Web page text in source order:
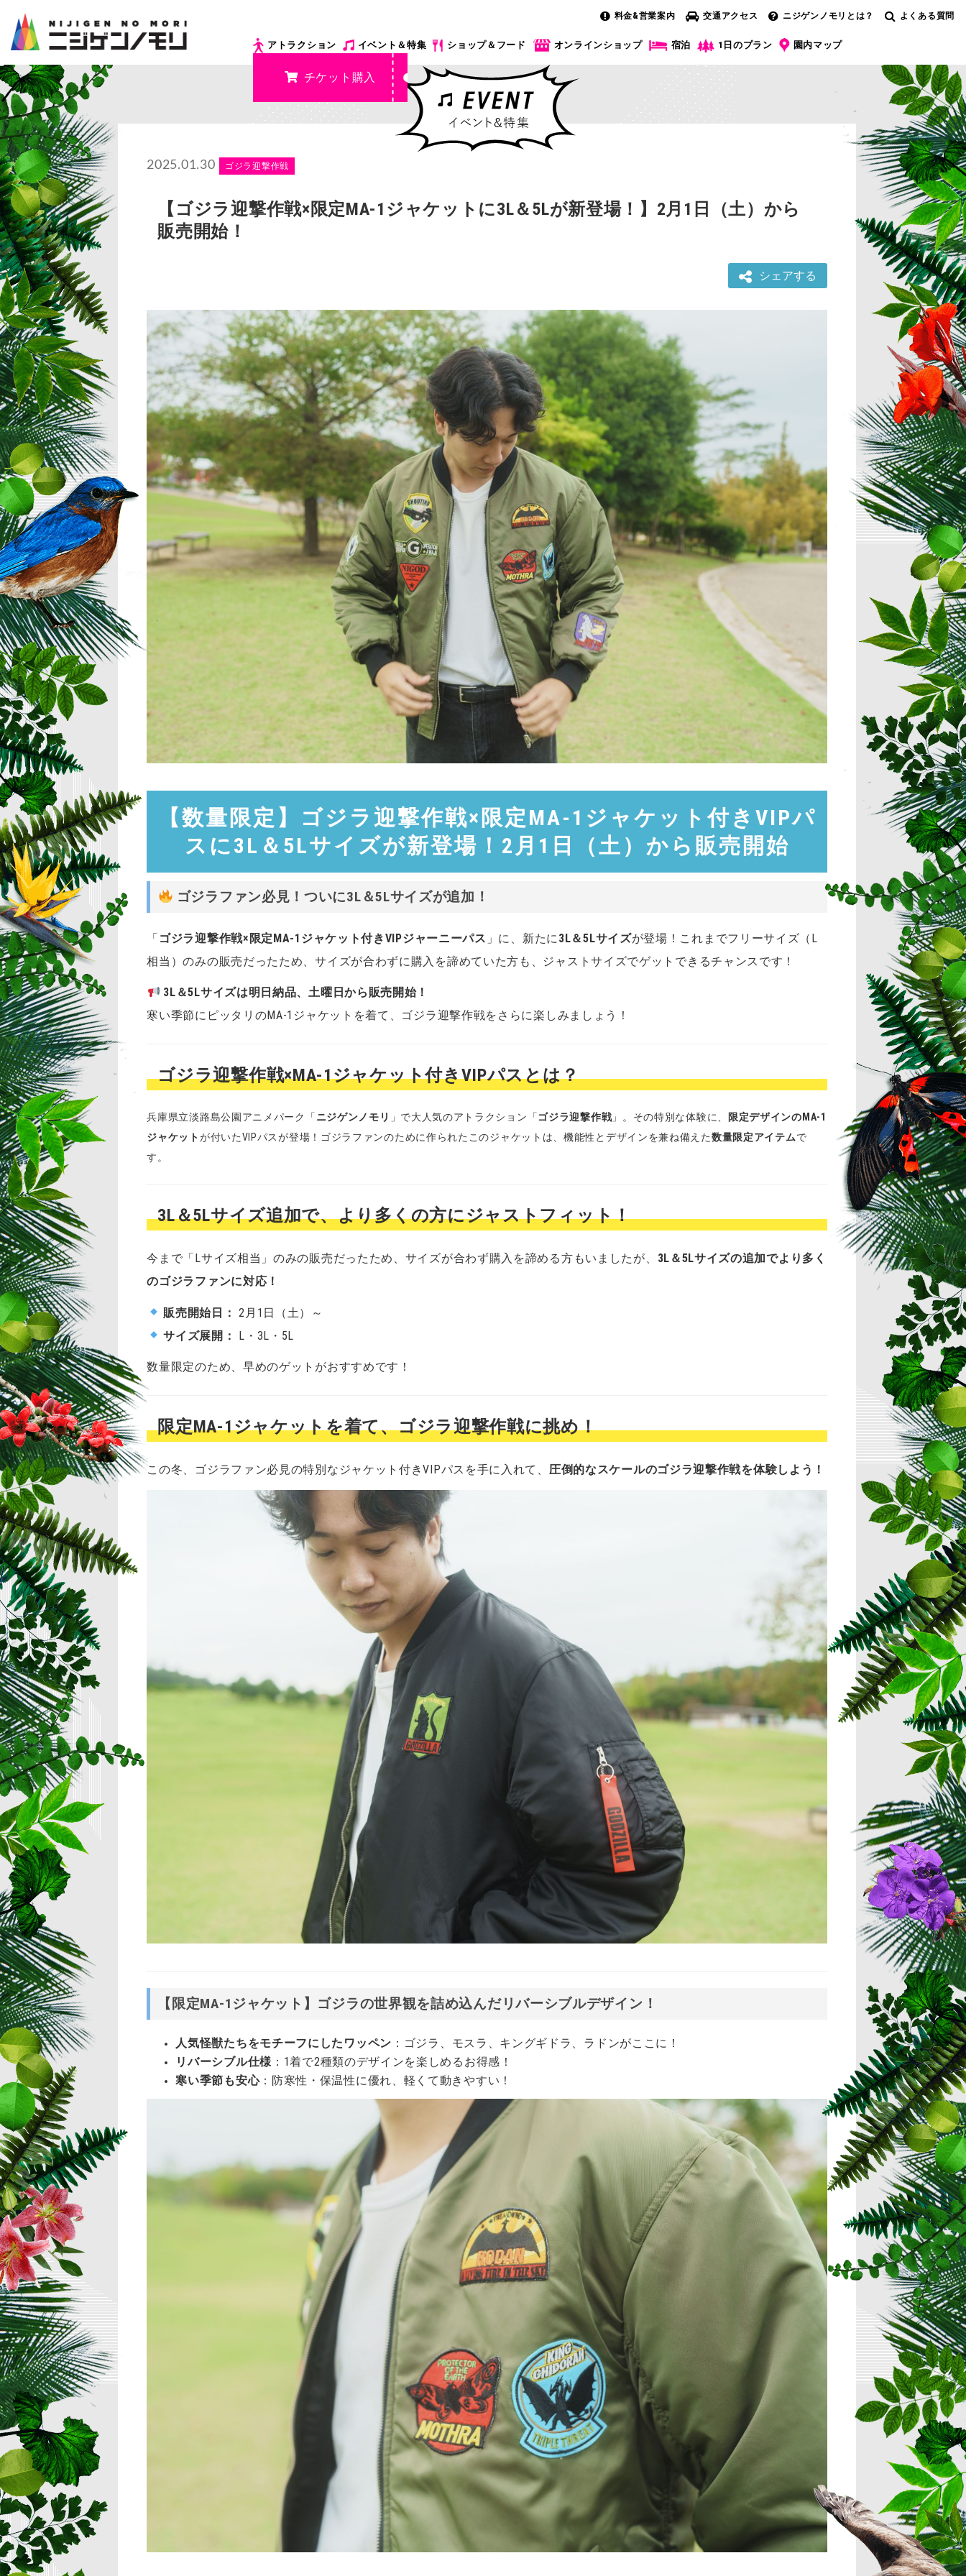
料金&営業案内 交通アクセス ニジゲンノモリとは？ よくある質問
アトラクション イベント＆特集 ショップ＆フード オンラインショップ 宿泊 1日のプラン 園内マップ
チケット購入
2025.01.30 ゴジラ迎撃作戦
【ゴジラ迎撃作戦×限定MA-1ジャケットに3L＆5Lが新登場！】2月1日（土）から
販売開始！
シェアする
【数量限定】ゴジラ迎撃作戦×限定MA-1ジャケット付きVIPパ
スに3L＆5Lサイズが新登場！2月1日（土）から販売開始
ゴジラファン必見！ついに3L＆5Lサイズが追加！
「 ゴジラ迎撃作戦×限定MA-1ジャケット付きVIPジャーニーパス 」に、新たに 3L＆5Lサイズが登場！これまでフリーサイズ（L
相当）のみの販売だったため、サイズが合わずに購入を諦めていた方も、ジャストサイズでゲットできるチャンスです！
3L＆5Lサイズは明日納品、土曜日から販売開始！
寒い季節にピッタリのMA-1ジャケットを着て、ゴジラ迎撃作戦をさらに楽しみましょう！
ゴジラ迎撃作戦×MA-1ジャケット付きVIPパスとは？
兵庫県立淡路島公園アニメパーク「 ニジゲンノモリ 」で大人気のアトラクション「ゴジラ迎撃作戦 」。その特別な体験に、
限定デザインのMA-1
ジャケットが付いたVIPパスが登場！ゴジラファンのために作られたこのジャケットは、機能性とデザインを兼ね備えた数量限定アイテムで
す。
3L＆5Lサイズ追加で、より多くの方にジャストフィット！
今まで「Lサイズ相当」のみの販売だったため、サイズが合わず購入を諦める方もいましたが、 3L＆5Lサイズの追加でより多く
のゴジラファンに対応！
販売開始日： 2月1日（土）～
サイズ展開：
L・3L・5L
数量限定のため、早めのゲットがおすすめです！
限定MA-1ジャケットを着て、ゴジラ迎撃作戦に挑め！
この冬、ゴジラファン必見の特別なジャケット付きVIPパスを手に入れて、 圧倒的なスケールのゴジラ迎撃作戦を体験しよう！
【限定MA-1ジャケット】ゴジラの世界観を詰め込んだリバーシブルデザイン！
人気怪獣たちをモチーフにしたワッペン ：ゴジラ、モスラ、キングギドラ、ラドンがここに！
リバーシブル仕様 ：1着で2種類のデザインを楽しめるお得感！
寒い季節も安心：防寒性・保温性に優れ、軽くて動きやすい！